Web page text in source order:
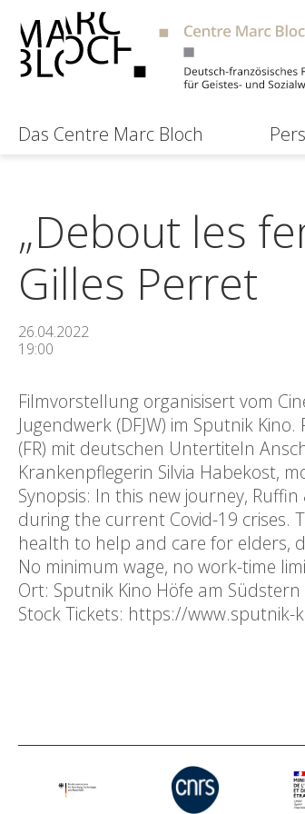
Das Centre Marc Bloch
„Debout les
Gilles Perret
26.04.2022
19:00
Filmvorstellung organisisert vom
Jugendwerk (DFJW) im Sputnik
(FR) mit deutschen Untertiteln
Krankenpflegerin Silvia Habekost,
Synopsis: In this new journey,
during the current Covid-19 crises.
health to help and care for elders,
No minimum wage, no work-time
Ort: Sputnik Kino Höfe am
Stock Tickets: https://